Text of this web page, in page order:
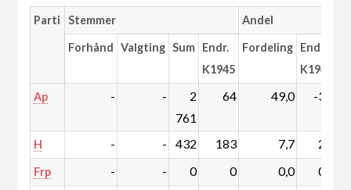
Parti Stemmer Andel
Forhånd Valgting Sum Endr.
K1945
Fordeling Endr.
K1945
Ap - -
2
761
64 49,0 -3,9
H - - 432 183 7,7 2,8
Frp - - 0 0 0,0 0,0